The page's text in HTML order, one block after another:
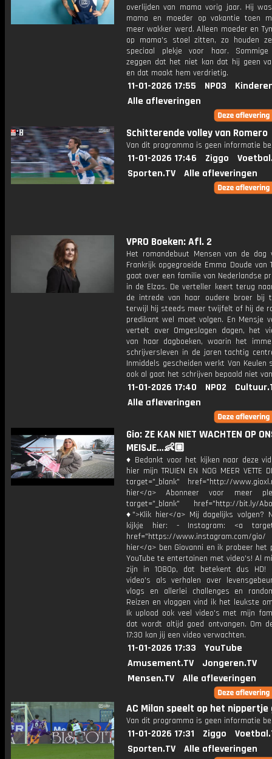
overlijden van mama vorig jaar. Hij
mama en moeder op vakantie toen
meer wakker werd. Alleen moeder en
op mama's stoel zitten, zo houden
speciaal plekje voor haar. Sommige
zeggen dat het niet kan dat hij geen
en dat maakt hem verdrietig.
11-01-2026 17:55 NPO3
Alle afleveringen
Schitterende volley van Romero
Van dit programma is geen informatie
11-01-2026 17:46 Ziggo
Sporten.TV
Alle afleveringen
VPRO Boeken: Afl. 2
Het romandebuut Mensen van de dag
Frankrijk opgegroeide Emma Doude van
gaat over een familie van Nederlandse
in de Elzas. De verteller keert terug
de intrede van haar oudere broer bij
terwijl hij steeds meer twijfelt of hij de
predikant wel moet volgen. En Mensje
vertelt over Omgeslagen dagen, het
van haar dagboeken, waarin het
schrijversleven in de jaren tachtig
Inmiddels gescheiden werkt Van Keulen
ook al gaat het schrijven bepaald niet
11-01-2026 17:40 NPO2
Alle afleveringen
Gio: ZE KAN NIET WACHTEN OP
MEISJE…👶🏼
♦ Bedankt voor het kijken naar deze
hier mijn TRUIEN EN NOG MEER VETTE
target="_blank" href="http://
hier</a> Abonneer voor meer
target="_blank" href="http://bit.ly/
♦">Klik hier</a> Mij dagelijks volgen?
kijkje hier: - Instagram: <a
href="https://www.instagram.com/
hier</a> ben Giovanni en ik probeer het
YouTube te entertainen met video's! Al
zijn in 1080p, dat betekent dus HD!
video's als verhalen over
vlogs en allerlei challenges en
Reizen en vloggen vind ik het leukste
Ik upload ook veel video's met mijn
dat wordt altijd goed ontvangen. Om
17:30 kan jij een video verwachten.
11-01-2026 17:33
YouTube
Amusement.TV
Jongeren.TV
Mensen.TV
Alle afleveringen
AC Milan speelt op het nippertje
Van dit programma is geen informatie
11-01-2026 17:31 Ziggo
Sporten.TV
Alle afleveringen